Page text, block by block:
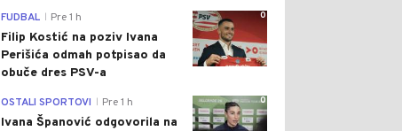
0
FUDBAL Pre 1 h
Filip Kostić na poziv Ivana
Perišića odmah potpisao da
obuče dres PSV-a
0
OSTALI SPORTOVI Pre 1 h
Ivana Španović odgovorila na